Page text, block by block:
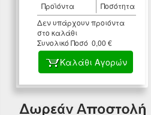
Προϊόντα
Ποσότητα
Δεν υπάρχουν προιόντα
στο καλάθι
Συνολικό Ποσό 0,00 €
Καλάθι Αγορών